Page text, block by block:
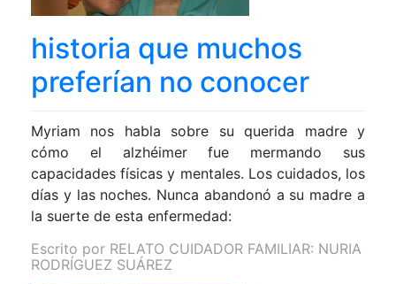
historia que muchos
preferían no conocer
Myriam nos habla sobre su querida madre y
cómo el alzhéimer fue mermando sus
capacidades físicas y mentales. Los cuidados, los
días y las noches. Nunca abandonó a su madre a
la suerte de esta enfermedad:
Escrito por RELATO CUIDADOR FAMILIAR: NURIA
RODRÍGUEZ SUÁREZ